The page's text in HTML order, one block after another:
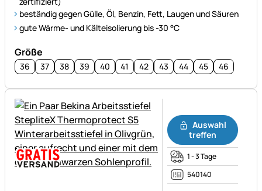
beständig gegen Gülle, Öl, Benzin, Fett, Laugen und Säuren
gute Wärme- und Kälteisolierung bis -30 °C
Größe
36 37 38 39 40 41 42 43 44 45 46
Auswahl
treffen
1 - 3 Tage
540140